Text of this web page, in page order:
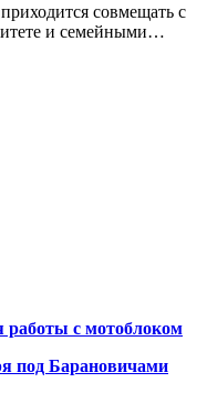
совмещать с
и семейными…
работы с мотоблоком
под Барановичами